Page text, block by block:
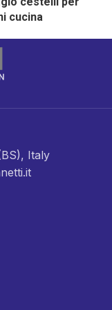
cucina
Italy